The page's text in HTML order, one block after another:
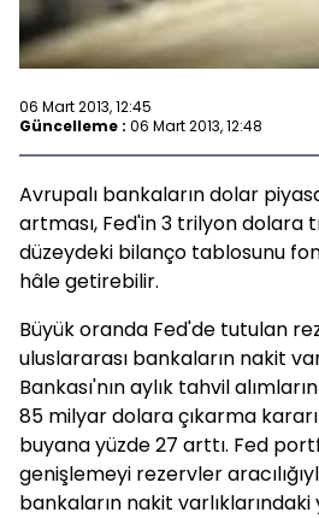
06 Mart 2013, 12:45
Güncelleme : 06 Mart 2013, 12:48
Avrupalı bankaların dolar
artması, Fed'in 3 trilyon dolara
düzeydeki bilanço tablosunu
hâle getirebilir.
Büyük oranda Fed'de tutulan
uluslararası bankaların nakit
Bankası'nın aylık tahvil
85 milyar dolara çıkarma kararı
buyana yüzde 27 arttı. Fed
genişlemeyi rezervler
bankaların nakit varlıklarındaki